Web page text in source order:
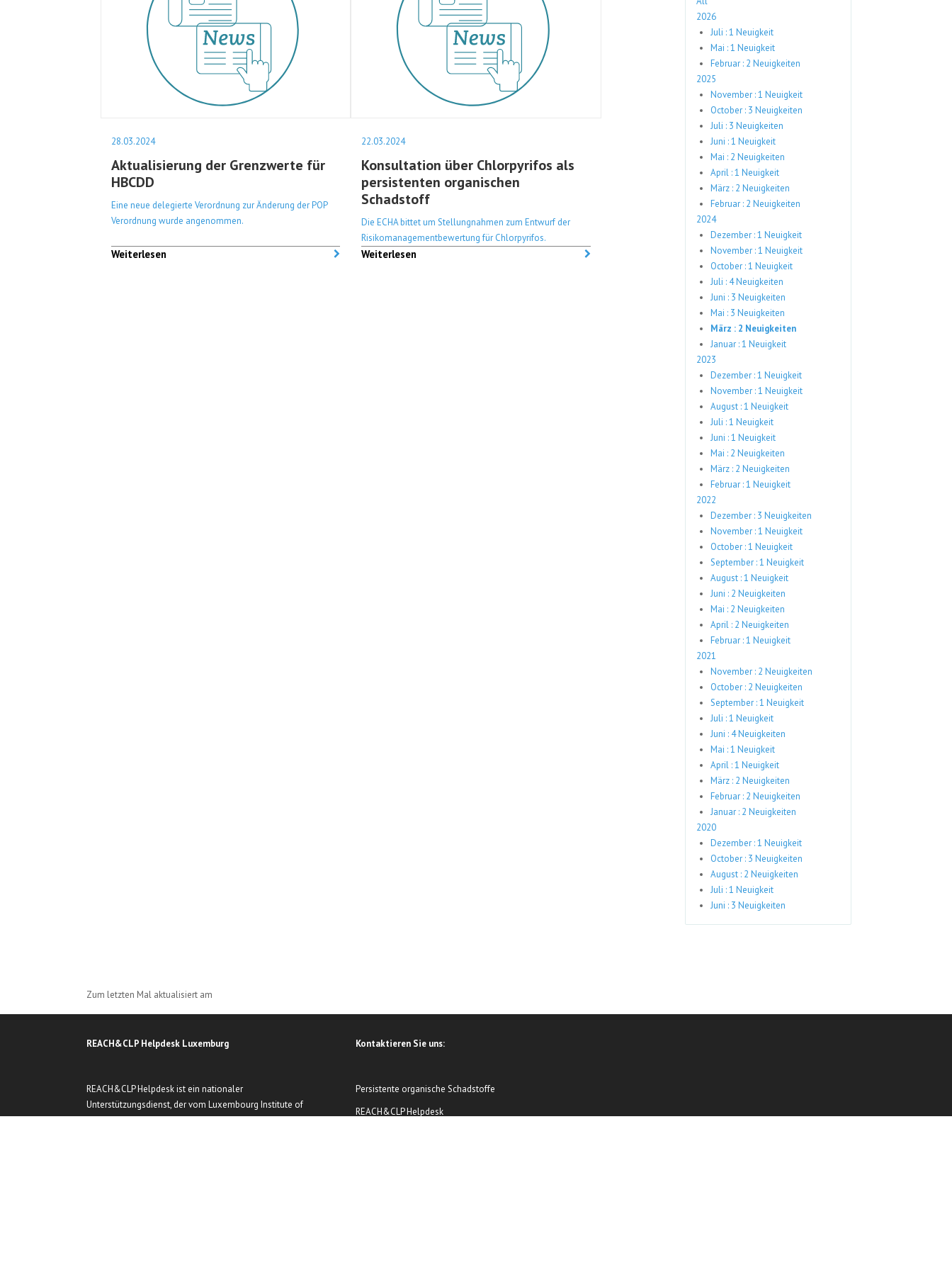
28.03.2024
Aktualisierung der Grenzwerte für
HBCDD
Eine neue delegierte Verordnung zur Änderung der POP
Verordnung wurde angenommen.
Weiterlesen
22.03.2024
Konsultation über Chlorpyrifos als
persistenten organischen
Schadstoff
Die ECHA bittet um Stellungnahmen zum Entwurf der
Risikomanagementbewertung für Chlorpyrifos.
Weiterlesen
2026
Juli : 1 Neuigkeit
Mai : 1 Neuigkeit
Februar : 2 Neuigkeiten
2025
November : 1 Neuigkeit
October : 3 Neuigkeiten
Juli : 3 Neuigkeiten
Juni : 1 Neuigkeit
Mai : 2 Neuigkeiten
April : 1 Neuigkeit
März : 2 Neuigkeiten
Februar : 2 Neuigkeiten
2024
Dezember : 1 Neuigkeit
November : 1 Neuigkeit
October : 1 Neuigkeit
Juli : 4 Neuigkeiten
Juni : 3 Neuigkeiten
Mai : 3 Neuigkeiten
März : 2 Neuigkeiten
Januar : 1 Neuigkeit
2023
Dezember : 1 Neuigkeit
November : 1 Neuigkeit
August : 1 Neuigkeit
Juli : 1 Neuigkeit
Juni : 1 Neuigkeit
Mai : 2 Neuigkeiten
März : 2 Neuigkeiten
Februar : 1 Neuigkeit
2022
Dezember : 3 Neuigkeiten
November : 1 Neuigkeit
October : 1 Neuigkeit
September : 1 Neuigkeit
August : 1 Neuigkeit
Juni : 2 Neuigkeiten
Mai : 2 Neuigkeiten
April : 2 Neuigkeiten
Februar : 1 Neuigkeit
2021
November : 2 Neuigkeiten
October : 2 Neuigkeiten
September : 1 Neuigkeit
Juli : 1 Neuigkeit
Juni : 4 Neuigkeiten
Mai : 1 Neuigkeit
April : 1 Neuigkeit
März : 2 Neuigkeiten
Februar : 2 Neuigkeiten
Januar : 2 Neuigkeiten
2020
Dezember : 1 Neuigkeit
October : 3 Neuigkeiten
August : 2 Neuigkeiten
Juli : 1 Neuigkeit
Juni : 3 Neuigkeiten
Zum letzten Mal aktualisiert am
REACH&CLP Helpdesk Luxemburg
REACH&CLP Helpdesk ist ein nationaler
Unterstützungsdienst, der vom Luxembourg Institute of
Science and Technology (LIST) -
Kontaktieren Sie uns:
Persistente organische Schadstoffe
REACH&CLP Helpdesk